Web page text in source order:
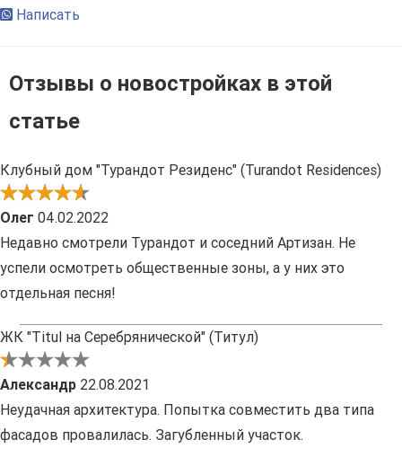
Написать
Отзывы о новостройках в этой
статье
Клубный дом "Турандот Резиденс" (Turandot Residences)
Олег 04.02.2022
Недавно смотрели Турандот и соседний Артизан. Не
успели осмотреть общественные зоны, а у них это
отдельная песня!
ЖК "Titul на Серебрянической" (Титул)
Александр 22.08.2021
Неудачная архитектура. Попытка совместить два типа
фасадов провалилась. Загубленный участок.